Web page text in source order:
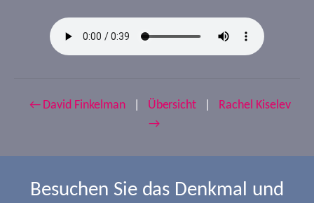
← David Finkelman Übersicht
Rachel Kiselev
→
Besuchen Sie das Denkmal und